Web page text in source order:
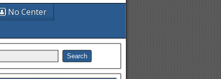
No Center